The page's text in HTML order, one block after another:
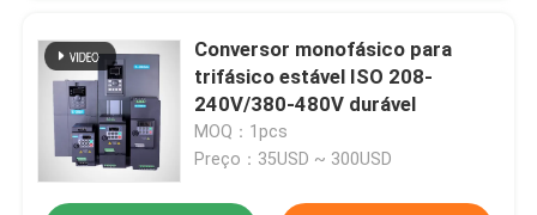
Conversor monofásico para
trifásico estável ISO 208-
240V/380-480V durável
MOQ：1pcs
Preço：35USD ~ 300USD